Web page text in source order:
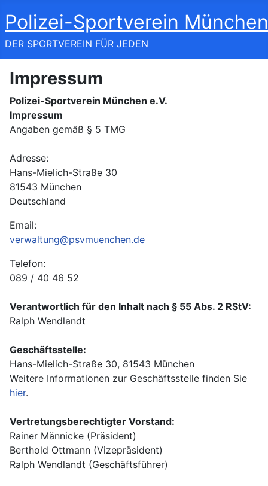
Polizei-Sportverein
DER SPORTVEREIN FÜR JEDEN
Impressum
Polizei-Sportverein München e.V.
Impressum
Angaben gemäß § 5 TMG
Adresse:
Hans-Mielich-Straße 30
81543 München
Deutschland
Email:
verwaltung@psvmuenchen.de
Telefon:
089 / 40 46 52
Verantwortlich für den Inhalt nach § 55 Abs. 2 RStV:
Ralph Wendlandt
Geschäftsstelle:
Hans-Mielich-Straße 30, 81543 München
Weitere Informationen zur Geschäftsstelle finden Sie
hier.
Vertretungsberechtigter Vorstand:
Rainer Männicke (Präsident)
Berthold Ottmann (Vizepräsident)
Ralph Wendlandt (Geschäftsführer)